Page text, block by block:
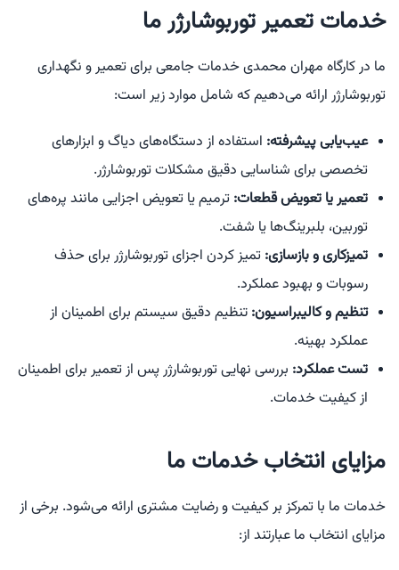
خدمات تعمیر توربوشارژر ما
ما در کارگاه مهران محمدی خدمات جامعی برای تعمیر و نگهداری
توربوشارژر ارائه می‌دهیم که شامل موارد زیر است:
عیب‌یابی پیشرفته: استفاده از دستگاه‌های دیاگ و ابزارهای
تخصصی برای شناسایی دقیق مشکلات توربوشارژر.
تعمیر یا تعویض قطعات: ترمیم یا تعویض اجزایی مانند پره‌های
توربین، بلبرینگ‌ها یا شفت.
تمیزکاری و بازسازی: تمیز کردن اجزای توربوشارژر برای حذف
رسوبات و بهبود عملکرد.
تنظیم و کالیبراسیون: تنظیم دقیق سیستم برای اطمینان از
عملکرد بهینه.
تست عملکرد: بررسی نهایی توربوشارژر پس از تعمیر برای اطمینان
از کیفیت خدمات.
مزایای انتخاب خدمات ما
خدمات ما با تمرکز بر کیفیت و رضایت مشتری ارائه می‌شود. برخی از
مزایای انتخاب ما عبارتند از: